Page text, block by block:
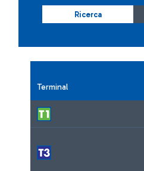
Ricerca
Terminal